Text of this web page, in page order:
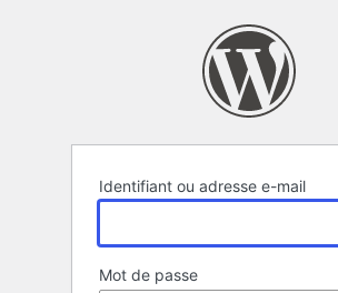
Identifiant ou adresse e-mail
Mot de passe